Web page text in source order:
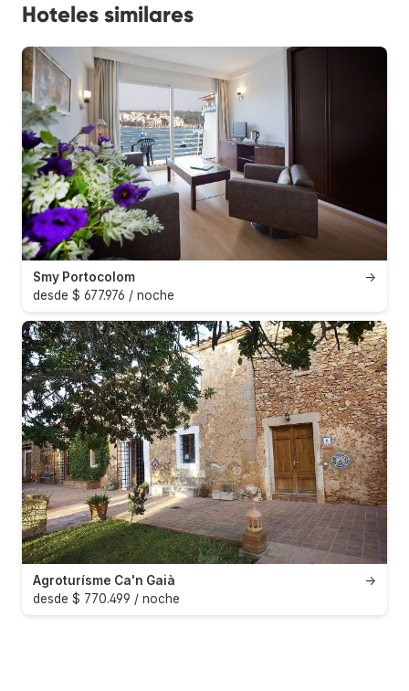
Hoteles similares
→
Smy Portocolom
desde $ 677.976 / noche
→
Agroturísme Ca'n Gaià
desde $ 770.499 / noche